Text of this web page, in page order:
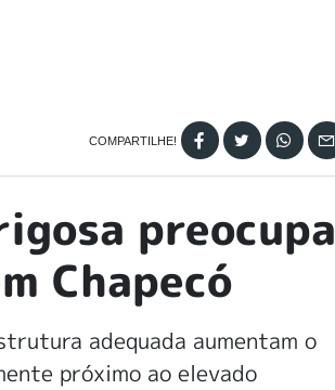
preocupa
Chapecó
adequada aumentam o
próximo ao elevado